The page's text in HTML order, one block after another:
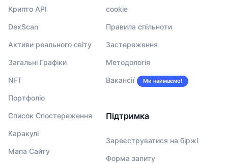
Крипто API
DexScan
Активи реального світу
Загальні Графіки
NFT
Портфоліо
Список Спостереження
Каракулі
Мапа Сайту
cookie
Правила спільноти
Застереження
Методологія
Вакансії Ми наймаємо!
Підтримка
Зареєструватися на біржі
Форма запиту